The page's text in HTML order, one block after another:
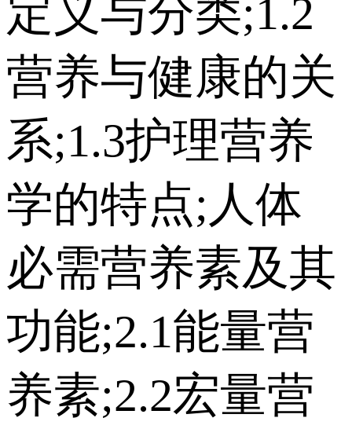
定义与分类;1.2
营养与健康的关
系;1.3护理营养
学的特点;人体
必需营养素及其
功能;2.1能量营
养素;2.2宏量营